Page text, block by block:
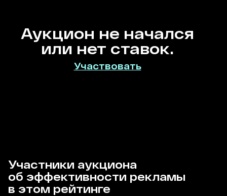
Аукцион не начался
или нет ставок.
Участвовать
Участники аукциона
об эффективности рекламы
в этом рейтинге